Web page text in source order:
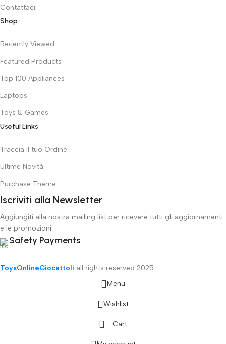
Contattaci
Shop
Recently Viewed
Featured Products
Top 100 Appliances
Laptops
Toys & Games
Useful Links
Traccia il tuo Ordine
Ultime Novità
Purchase Theme
Iscriviti alla Newsletter
Aggiungiti alla nostra mailing list per ricevere tutti gli aggiornamenti
e le promozioni.
Safety Payments
ToysOnlineGiocattoli all rights reserved 2025
Menu
Wishlist
Cart